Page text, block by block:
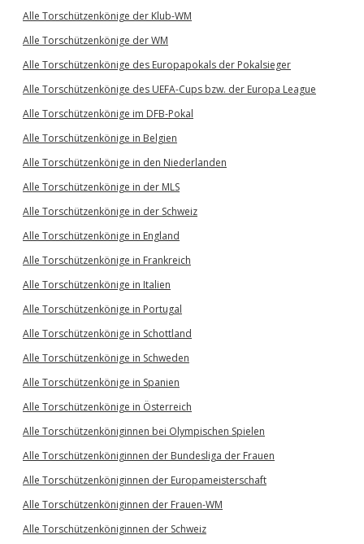
Alle Torschützenkönige der Klub-WM
Alle Torschützenkönige der WM
Alle Torschützenkönige des Europapokals der Pokalsieger
Alle Torschützenkönige des UEFA-Cups bzw. der Europa League
Alle Torschützenkönige im DFB-Pokal
Alle Torschützenkönige in Belgien
Alle Torschützenkönige in den Niederlanden
Alle Torschützenkönige in der MLS
Alle Torschützenkönige in der Schweiz
Alle Torschützenkönige in England
Alle Torschützenkönige in Frankreich
Alle Torschützenkönige in Italien
Alle Torschützenkönige in Portugal
Alle Torschützenkönige in Schottland
Alle Torschützenkönige in Schweden
Alle Torschützenkönige in Spanien
Alle Torschützenkönige in Österreich
Alle Torschützenköniginnen bei Olympischen Spielen
Alle Torschützenköniginnen der Bundesliga der Frauen
Alle Torschützenköniginnen der Europameisterschaft
Alle Torschützenköniginnen der Frauen-WM
Alle Torschützenköniginnen der Schweiz